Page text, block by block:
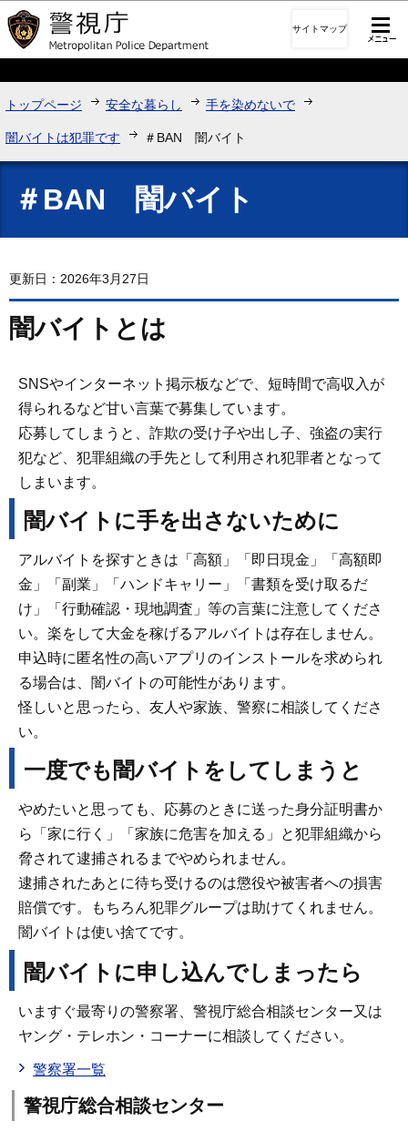
このページの本文へ移動
サイトマップ
トップページ 安全な暮らし 手を染めないで
闇バイトは犯罪です ＃BAN 闇バイト
＃BAN 闇バイト
更新日：2026年3月27日
闇バイトとは
SNSやインターネット掲示板などで、短時間で高収入が
得られるなど甘い言葉で募集しています。
応募してしまうと、詐欺の受け子や出し子、強盗の実行
犯など、犯罪組織の手先として利用され犯罪者となって
しまいます。
闇バイトに手を出さないために
アルバイトを探すときは「高額」「即日現金」「高額即
金」「副業」「ハンドキャリー」「書類を受け取るだ
け」「行動確認・現地調査」等の言葉に注意してくださ
い。楽をして大金を稼げるアルバイトは存在しません。
申込時に匿名性の高いアプリのインストールを求められ
る場合は、闇バイトの可能性があります。
怪しいと思ったら、友人や家族、警察に相談してくださ
い。
一度でも闇バイトをしてしまうと
やめたいと思っても、応募のときに送った身分証明書か
ら「家に行く」「家族に危害を加える」と犯罪組織から
脅されて逮捕されるまでやめられません。
逮捕されたあとに待ち受けるのは懲役や被害者への損害
賠償です。もちろん犯罪グループは助けてくれません。
闇バイトは使い捨てです。
闇バイトに申し込んでしまったら
いますぐ最寄りの警察署、警視庁総合相談センター又は
ヤング・テレホン・コーナーに相談してください。
警察署一覧
警視庁総合相談センター